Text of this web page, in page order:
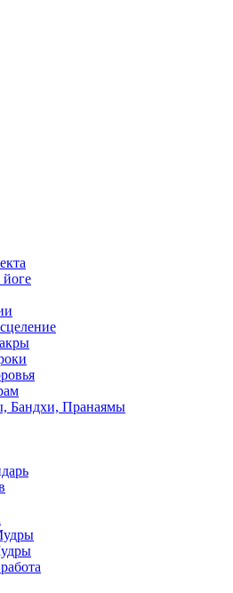
Бандхи, Пранаямы